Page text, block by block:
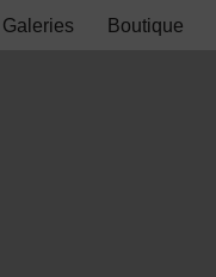
Galeries Boutique